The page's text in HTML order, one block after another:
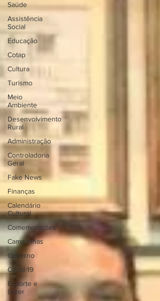
Saúde
Assistência
Social
Educação
Cotap
Cultura
Turismo
Meio
Ambiente
Desenvolvimento
Rural
Administração
Controladoria
Geral
Fake News
Finanças
Calendário
Cultural
Comemorações
Campanhas
Governo
Covid-19
Esporte e
Lazer